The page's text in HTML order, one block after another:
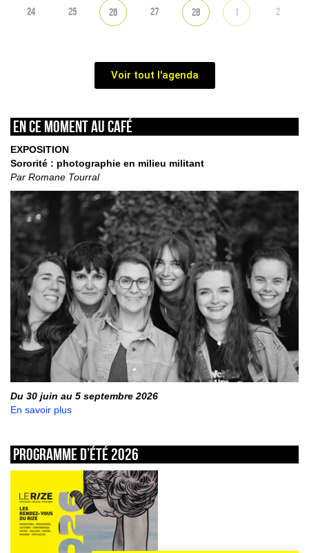
24 25 26 27 28 1 2
Voir tout l'agenda
En ce moment au café
EXPOSITION
Sororité : photographie en milieu militant
Par Romane Tourral
Du 30 juin au 5 septembre 2026
En savoir plus
Programme d’été 2026